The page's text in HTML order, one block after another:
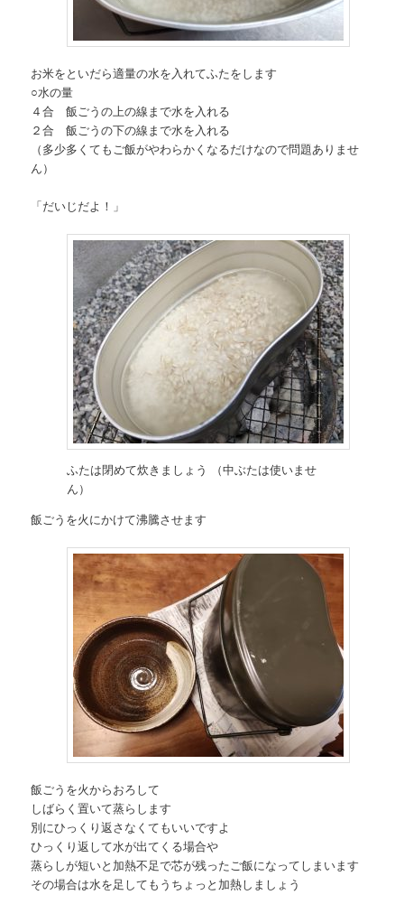
お米をといだら適量の水を入れてふたをします
○水の量
４合 飯ごうの上の線まで水を入れる
２合 飯ごうの下の線まで水を入れる
（多少多くてもご飯がやわらかくなるだけなので問題ありませ
ん）
「だいじだよ！」
ふたは閉めて炊きましょう （中ぶたは使いませ
ん）
飯ごうを火にかけて沸騰させます
飯ごうを火からおろして
しばらく置いて蒸らします
別にひっくり返さなくてもいいですよ
ひっくり返して水が出てくる場合や
蒸らしが短いと加熱不足で芯が残ったご飯になってしまいます
その場合は水を足してもうちょっと加熱しましょう